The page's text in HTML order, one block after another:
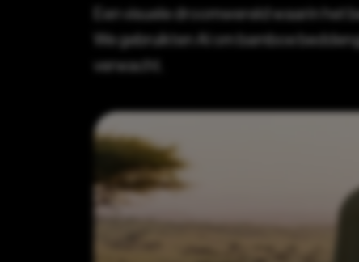
Een visuele droomwereld waarin het
We gebruikten AI om bamboe
verwacht.